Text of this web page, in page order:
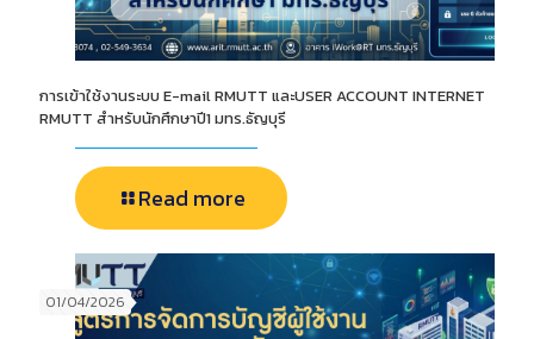
การเข้าใช้งานระบบ E-mail RMUTT และUSER ACCOUNT INTERNET
RMUTT สำหรับนักศึกษาปี1 มทร.ธัญบุรี
Read more
01/04/2026